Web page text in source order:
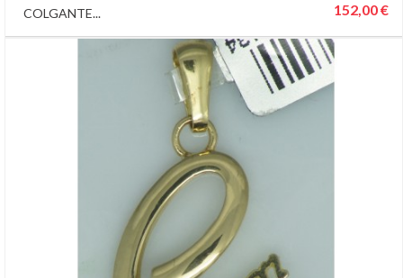
COLGANTE... 152,00 €